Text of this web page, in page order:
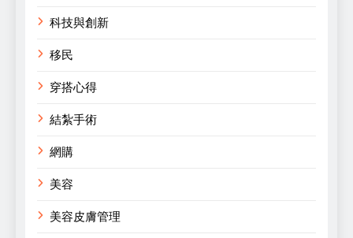
科技與創新
移民
穿搭心得
結紮手術
網購
美容
美容皮膚管理